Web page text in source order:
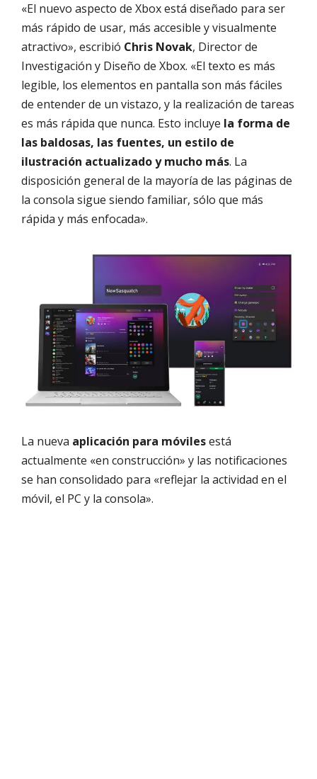
«El nuevo aspecto de Xbox está diseñado para ser
más rápido de usar, más accesible y visualmente
atractivo», escribió Chris Novak, Director de
Investigación y Diseño de Xbox. «El texto es más
legible, los elementos en pantalla son más fáciles
de entender de un vistazo, y la realización de tareas
es más rápida que nunca. Esto incluye la forma de
las baldosas, las fuentes, un estilo de
ilustración actualizado y mucho más. La
disposición general de la mayoría de las páginas de
la consola sigue siendo familiar, sólo que más
rápida y más enfocada».
La nueva aplicación para móvilesestá
actualmente «en construcción» y las notificaciones
se han consolidado para «reflejar la actividad en el
móvil, el PC y la consola».